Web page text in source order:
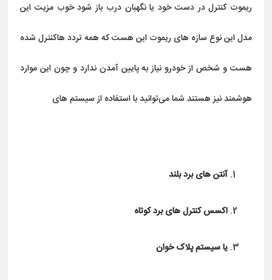
ریموت کنترل در دست خود یا نگهبان درب باز شود خوب مزیت این
مدل این نوع سازه های ریموت این هست که همه تردد هاکنترل شده
هست و شخص از خودرو نیاز به پایین آمدن ندارد و چون این موارد
هوشمند نیز هستند شما می‌توانید با استفاده از سیستم های
آنتن های برد بلند
اکسس کنترل های برد کوتاه
یا سیستم پلاک خوان